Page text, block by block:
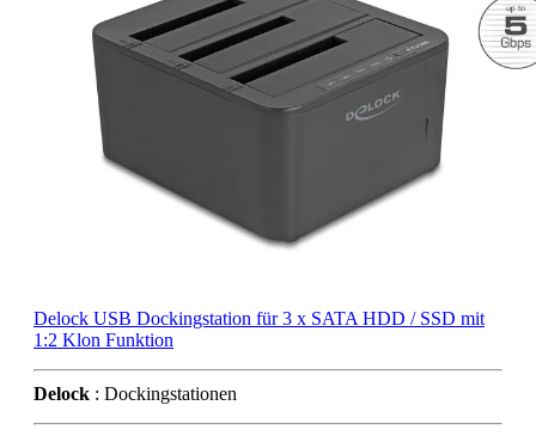
Delock USB Dockingstation für 3 x SATA HDD / SSD mit
1:2 Klon Funktion
Delock : Dockingstationen